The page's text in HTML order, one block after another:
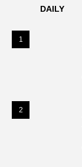
DAILY
1
2